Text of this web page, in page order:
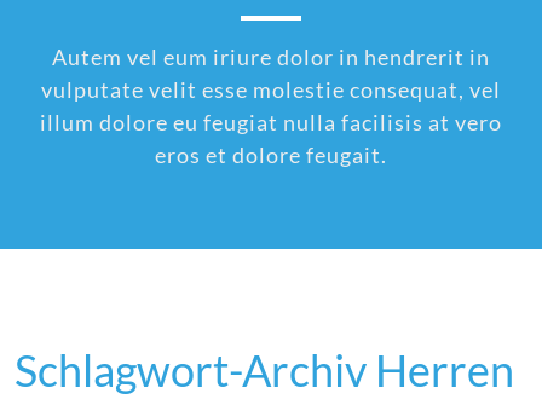
Autem vel eum iriure dolor in hendrerit in
vulputate velit esse molestie consequat, vel
illum dolore eu feugiat nulla facilisis at vero
eros et dolore feugait.
Schlagwort-Archiv Herren